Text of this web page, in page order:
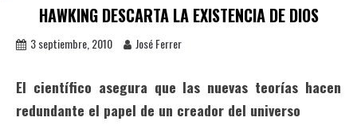
HAWKING DESCARTA LA EXISTENCIA DE DIOS
3 septiembre, 2010 José Ferrer
El científico asegura que las nuevas teorías hacen
redundante el papel de un creador del universo